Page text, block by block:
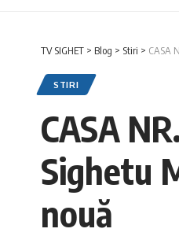
TV SIGHET > Blog > Stiri > CASA
STIRI
CASA
Sighetu
nouă